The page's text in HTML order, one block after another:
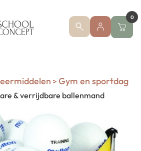
0
> Gym en sportdag
& verrijdbare ballenmand